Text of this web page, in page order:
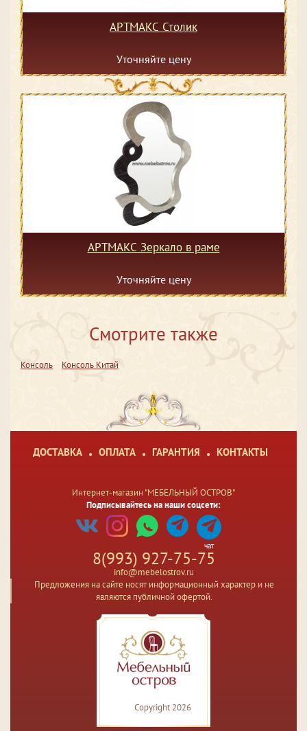
АРТМАКС Столик
Уточняйте цену
АРТМАКС Зеркало в раме
Уточняйте цену
Смотрите также
Консоль Консоль Китай
ДОСТАВКА ОПЛАТА ГАРАНТИЯ КОНТАКТЫ
Интернет-магазин "МЕБЕЛЬНЫЙ ОСТРОВ"
Подписывайтесь на наши соцсети:
чат
8(993) 927-75-75
info@mebelostrov.ru
Предложения на сайте носят информационный характер и не
являются публичной офертой.
Copyright 2026